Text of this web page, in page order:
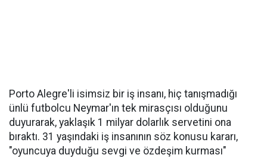
Porto Alegre'li isimsiz bir iş insanı, hiç tanışmadığı
ünlü futbolcu Neymar'ın tek mirasçısı olduğunu
duyurarak, yaklaşık 1 milyar dolarlık servetini ona
bıraktı. 31 yaşındaki iş insanının söz konusu kararı,
"oyuncuya duyduğu sevgi ve özdeşim kurması"